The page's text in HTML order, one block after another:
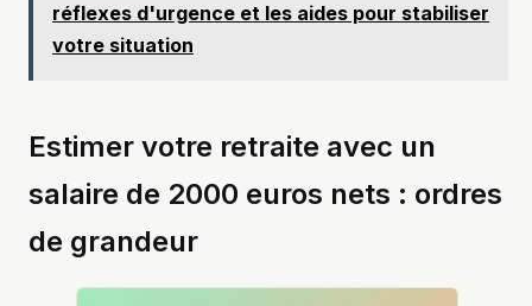
réflexes d'urgence et les aides pour stabiliser
votre situation
Estimer votre retraite avec un
salaire de 2000 euros nets : ordres
de grandeur